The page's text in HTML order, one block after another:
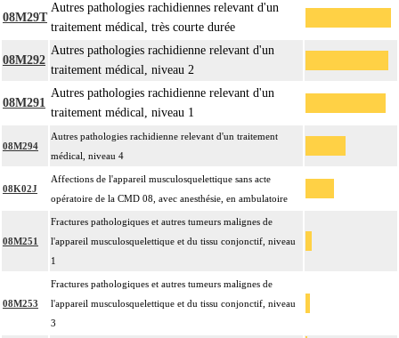
08M29T
Autres pathologies rachidiennes relevant d'un
traitement médical, très courte durée
08M292
Autres pathologies rachidienne relevant d'un
traitement médical, niveau 2
08M291
Autres pathologies rachidienne relevant d'un
traitement médical, niveau 1
08M294
Autres pathologies rachidienne relevant d'un traitement
médical, niveau 4
08K02J
Affections de l'appareil musculosquelettique sans acte
opératoire de la CMD 08, avec anesthésie, en ambulatoire
08M251
Fractures pathologiques et autres tumeurs malignes de
l'appareil musculosquelettique et du tissu conjonctif, niveau
1
08M253
Fractures pathologiques et autres tumeurs malignes de
l'appareil musculosquelettique et du tissu conjonctif, niveau
3